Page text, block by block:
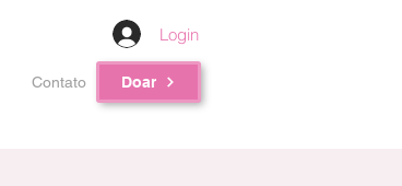
Login
Contato Doar